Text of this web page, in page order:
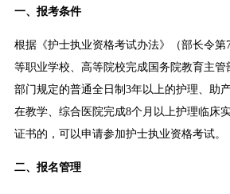
一、报考条件
根据《护士执业资格考试办法》（部长令第
等职业学校、高等院校完成国务院教育主管
部门规定的普通全日制3年以上的护理、助
在教学、综合医院完成8个月以上护理临床
证书的，可以申请参加护士执业资格考试。
二、报名管理